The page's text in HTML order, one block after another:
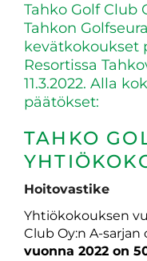
Tahko Golf Club
Tahkon
kevätkokoukset
Resortissa
11.3.2022. Alla
päätökset:
TAHKO
Hoitovastike
Yhtiökokouksen
Club Oy:n A-sarjan
vuonna 2022 on